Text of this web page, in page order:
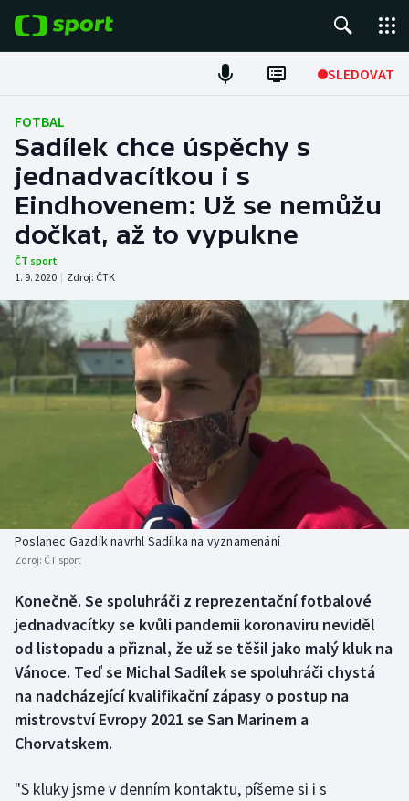
SLEDOVAT
Fotbal
Hokej
Tenis
Atletika
DALŠÍ SPORTY
Americký fotbal
Baseball a softbal
Boby a skeleton
Box
Curling
Florbal
NEPŘEHLÉDNĚTE
Historické návraty
Aplikace ČT sport
AZ kvíz
FOTBAL
Sadílek chce úspěchy s
jednadvacítkou i s
Eindhovenem: Už se nemůžu
dočkat, až to vypukne
ČT sport
1. 9. 2020 | Zdroj: ČTK
Poslanec Gazdík navrhl Sadílka na vyznamenání
Zdroj: ČT sport
Konečně. Se spoluhráči z reprezentační fotbalové
jednadvacítky se kvůli pandemii koronaviru neviděl
od listopadu a přiznal, že už se těšil jako malý kluk na
Vánoce. Teď se Michal Sadílek se spoluhráči chystá
na nadcházející kvalifikační zápasy o postup na
mistrovství Evropy 2021 se San Marinem a
Chorvatskem.
"S kluky jsme v denním kontaktu, píšeme si i s